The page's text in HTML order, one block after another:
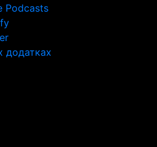
Podcasts
додатках